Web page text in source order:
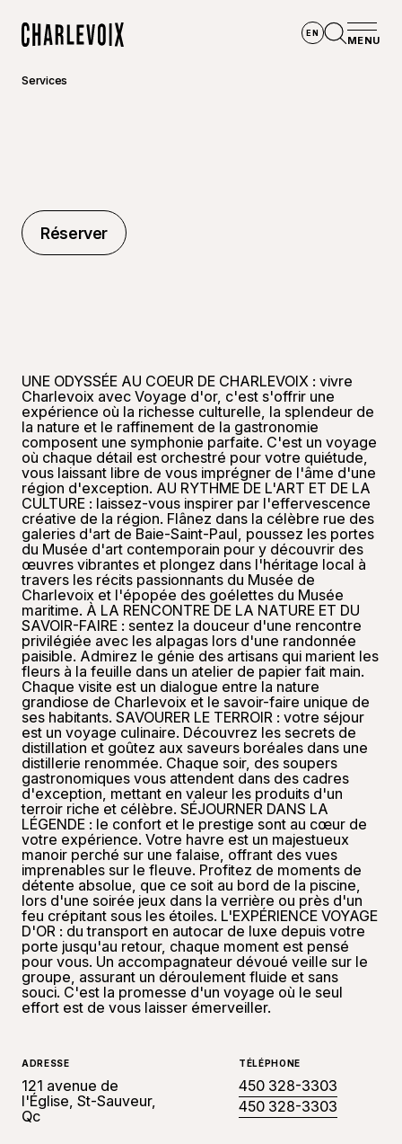
EN
MENU
Services
Réserver
Réserver
UNE ODYSSÉE AU COEUR DE CHARLEVOIX : vivre
Charlevoix avec Voyage d'or, c'est s'offrir une
expérience où la richesse culturelle, la splendeur de
la nature et le raffinement de la gastronomie
composent une symphonie parfaite. C'est un voyage
où chaque détail est orchestré pour votre quiétude,
vous laissant libre de vous imprégner de l'âme d'une
région d'exception. AU RYTHME DE L'ART ET DE LA
CULTURE : laissez-vous inspirer par l'effervescence
créative de la région. Flânez dans la célèbre rue des
galeries d'art de Baie-Saint-Paul, poussez les portes
du Musée d'art contemporain pour y découvrir des
œuvres vibrantes et plongez dans l'héritage local à
travers les récits passionnants du Musée de
Charlevoix et l'épopée des goélettes du Musée
maritime. À LA RENCONTRE DE LA NATURE ET DU
SAVOIR-FAIRE : sentez la douceur d'une rencontre
privilégiée avec les alpagas lors d'une randonnée
paisible. Admirez le génie des artisans qui marient les
fleurs à la feuille dans un atelier de papier fait main.
Chaque visite est un dialogue entre la nature
grandiose de Charlevoix et le savoir-faire unique de
ses habitants. SAVOURER LE TERROIR : votre séjour
est un voyage culinaire. Découvrez les secrets de
distillation et goûtez aux saveurs boréales dans une
distillerie renommée. Chaque soir, des soupers
gastronomiques vous attendent dans des cadres
d'exception, mettant en valeur les produits d'un
terroir riche et célèbre. SÉJOURNER DANS LA
LÉGENDE : le confort et le prestige sont au cœur de
votre expérience. Votre havre est un majestueux
manoir perché sur une falaise, offrant des vues
imprenables sur le fleuve. Profitez de moments de
détente absolue, que ce soit au bord de la piscine,
lors d'une soirée jeux dans la verrière ou près d'un
feu crépitant sous les étoiles. L'EXPÉRIENCE VOYAGE
D'OR : du transport en autocar de luxe depuis votre
porte jusqu'au retour, chaque moment est pensé
pour vous. Un accompagnateur dévoué veille sur le
groupe, assurant un déroulement fluide et sans
souci. C'est la promesse d'un voyage où le seul
effort est de vous laisser émerveiller.
ADRESSE
121 avenue de
l'Église, St-Sauveur,
Qc
TÉLÉPHONE
450 328-3303
450 328-3303